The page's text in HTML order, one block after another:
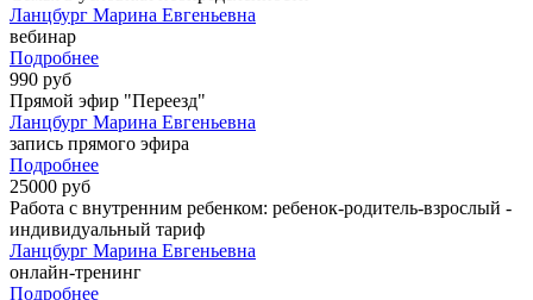
Ланцбург Марина Евгеньевна
вебинар
Подробнее
990 руб
Прямой эфир "Переезд"
Ланцбург Марина Евгеньевна
запись прямого эфира
Подробнее
25000 руб
Работа с внутренним ребенком: ребенок-родитель-взрослый -
индивидуальный тариф
Ланцбург Марина Евгеньевна
онлайн-тренинг
Подробнее